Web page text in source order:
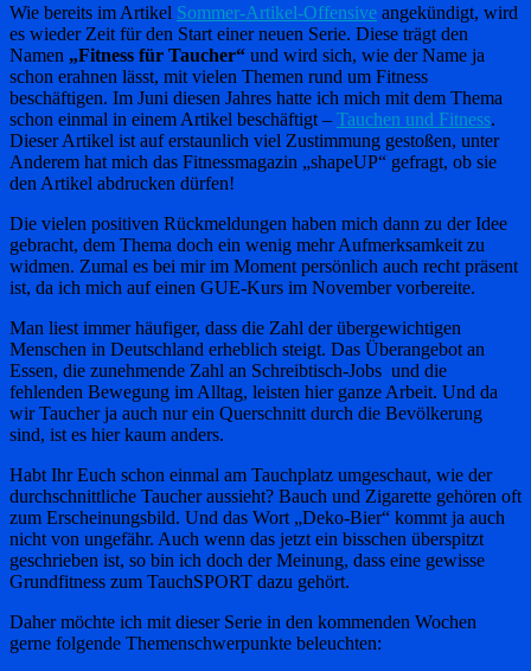
Wie bereits im Artikel Sommer-Artikel-Offensive angekündigt, wird
es wieder Zeit für den Start einer neuen Serie. Diese trägt den
Namen „Fitness für Taucher“ und wird sich, wie der Name ja
schon erahnen lässt, mit vielen Themen rund um Fitness
beschäftigen. Im Juni diesen Jahres hatte ich mich mit dem Thema
schon einmal in einem Artikel beschäftigt – Tauchen und Fitness.
Dieser Artikel ist auf erstaunlich viel Zustimmung gestoßen, unter
Anderem hat mich das Fitnessmagazin „shapeUP“ gefragt, ob sie
den Artikel abdrucken dürfen!
Die vielen positiven Rückmeldungen haben mich dann zu der Idee
gebracht, dem Thema doch ein wenig mehr Aufmerksamkeit zu
widmen. Zumal es bei mir im Moment persönlich auch recht präsent
ist, da ich mich auf einen GUE-Kurs im November vorbereite.
Man liest immer häufiger, dass die Zahl der übergewichtigen
Menschen in Deutschland erheblich steigt. Das Überangebot an
Essen, die zunehmende Zahl an Schreibtisch-Jobs und die
fehlenden Bewegung im Alltag, leisten hier ganze Arbeit. Und da
wir Taucher ja auch nur ein Querschnitt durch die Bevölkerung
sind, ist es hier kaum anders.
Habt Ihr Euch schon einmal am Tauchplatz umgeschaut, wie der
durchschnittliche Taucher aussieht? Bauch und Zigarette gehören oft
zum Erscheinungsbild. Und das Wort „Deko-Bier“ kommt ja auch
nicht von ungefähr. Auch wenn das jetzt ein bisschen überspitzt
geschrieben ist, so bin ich doch der Meinung, dass eine gewisse
Grundfitness zum TauchSPORT dazu gehört.
Daher möchte ich mit dieser Serie in den kommenden Wochen
gerne folgende Themenschwerpunkte beleuchten: